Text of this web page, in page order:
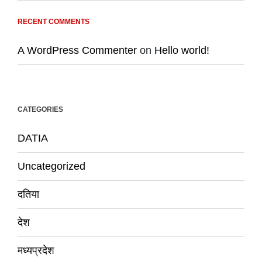
RECENT COMMENTS
A WordPress Commenter on Hello world!
CATEGORIES
DATIA
Uncategorized
दतिया
देश
मध्यप्रदेश